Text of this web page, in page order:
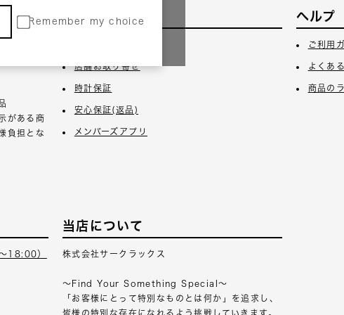
Remember my choice
がある商
負担とな
サービス
店舗お取り寄せ
時計保証
安心保証(返品)
メンバーズアプリ
ヘルプ
ご利用
よくあ
商品の
18:00）
当店について
株式会社サークラックス
～Find Your Something Special～
「お客様にとって特別なものとは何か」を追求し、
皆様の特別な存在になれるよう挑戦していきます。